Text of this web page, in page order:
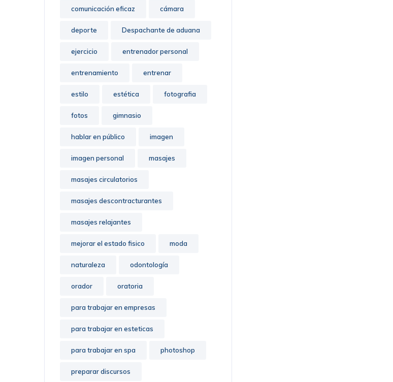
comunicación eficaz cámara
deporte Despachante de aduana
ejercicio entrenador personal
entrenamiento entrenar
estilo estética fotografia
fotos gimnasio
hablar en público imagen
imagen personal masajes
masajes circulatorios
masajes descontracturantes
masajes relajantes
mejorar el estado fisico moda
naturaleza odontología
orador oratoria
para trabajar en empresas
para trabajar en esteticas
para trabajar en spa photoshop
preparar discursos